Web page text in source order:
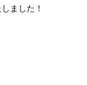
ました！